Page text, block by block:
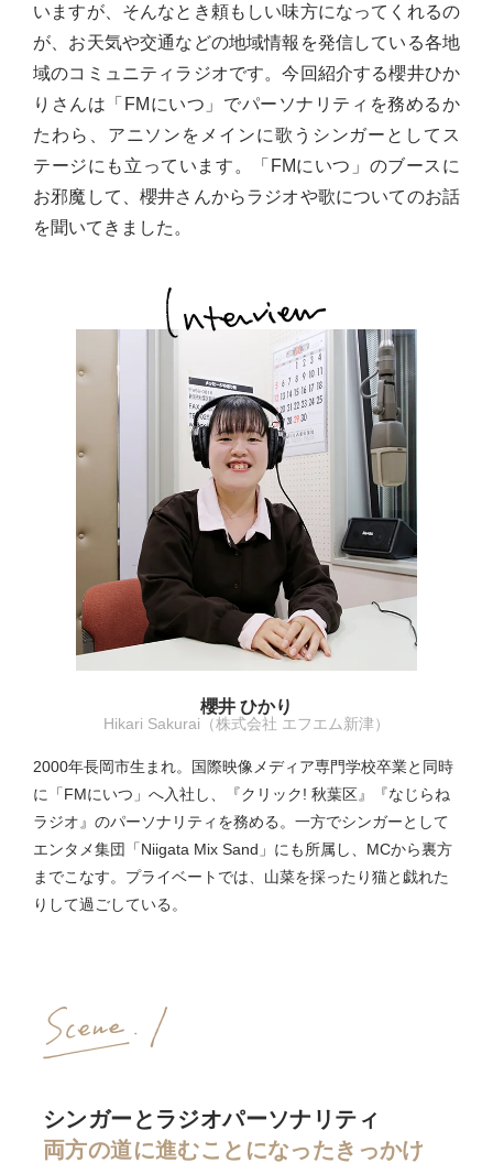
いますが、そんなとき頼もしい味方になってくれるの
が、お天気や交通などの地域情報を発信している各地
域のコミュニティラジオです。今回紹介する櫻井ひか
りさんは「FMにいつ」でパーソナリティを務めるか
たわら、アニソンをメインに歌うシンガーとしてス
テージにも立っています。「FMにいつ」のブースに
お邪魔して、櫻井さんからラジオや歌についてのお話
を聞いてきました。
櫻井 ひかり
Hikari Sakurai（株式会社 エフエム新津）
2000年長岡市生まれ。国際映像メディア専門学校卒業と同時
に「FMにいつ」へ入社し、『クリック! 秋葉区』『なじらね
ラジオ』のパーソナリティを務める。一方でシンガーとして
エンタメ集団「Niigata Mix Sand」にも所属し、MCから裏方
までこなす。プライベートでは、山菜を採ったり猫と戯れた
りして過ごしている。
シンガーとラジオパーソナリティ
両方の道に進むことになったきっかけ